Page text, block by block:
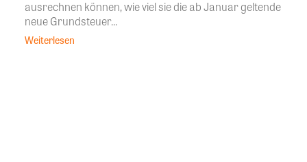
ausrechnen können, wie viel sie die ab Januar geltende
neue Grundsteuer...
Weiterlesen